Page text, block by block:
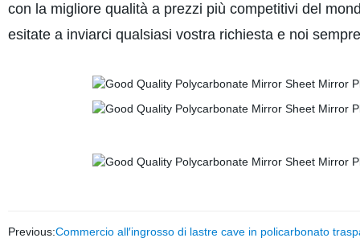
con la migliore qualità a prezzi più competitivi del
esitate a inviarci qualsiasi vostra richiesta e noi
Previous:Commercio all′ingrosso di lastre cave in policarbonato